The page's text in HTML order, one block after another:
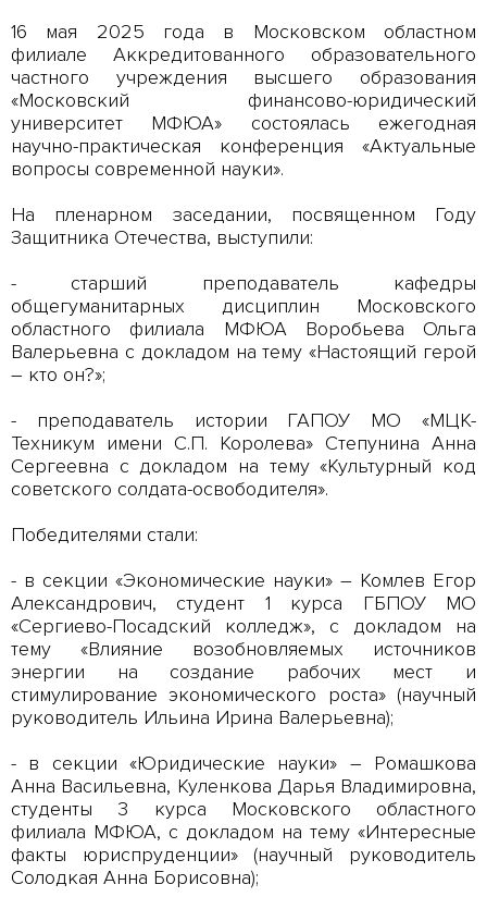
16 мая 2025 года в Московском областном
филиале Аккредитованного образовательного
частного учреждения высшего образования
«Московский финансово-юридический
университет МФЮА» состоялась ежегодная
научно-практическая конференция «Актуальные
вопросы современной науки».
На пленарном заседании, посвященном Году
Защитника Отечества, выступили:
- старший преподаватель кафедры
общегуманитарных дисциплин Московского
областного филиала МФЮА Воробьева Ольга
Валерьевна с докладом на тему «Настоящий герой
– кто он?»;
- преподаватель истории ГАПОУ МО «МЦК-
Техникум имени С.П. Королева» Степунина Анна
Сергеевна с докладом на тему «Культурный код
советского солдата-освободителя».
Победителями стали:
- в секции «Экономические науки» – Комлев Егор
Александрович, студент 1 курса ГБПОУ МО
«Сергиево-Посадский колледж», с докладом на
тему «Влияние возобновляемых источников
энергии на создание рабочих мест и
стимулирование экономического роста» (научный
руководитель Ильина Ирина Валерьевна);
- в секции «Юридические науки» – Ромашкова
Анна Васильевна, Куленкова Дарья Владимировна,
студенты 3 курса Московского областного
филиала МФЮА, с докладом на тему «Интересные
факты юриспруденции» (научный руководитель
Солодкая Анна Борисовна);